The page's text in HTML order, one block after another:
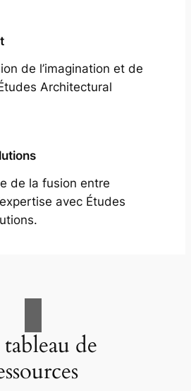
de l’imagination et de
Architectural
de la fusion entre
avec Études
de